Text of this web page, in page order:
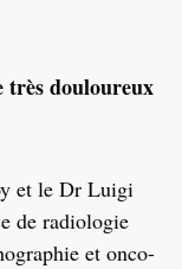
très douloureux
et le Dr Luigi
de radiologie
et onco-